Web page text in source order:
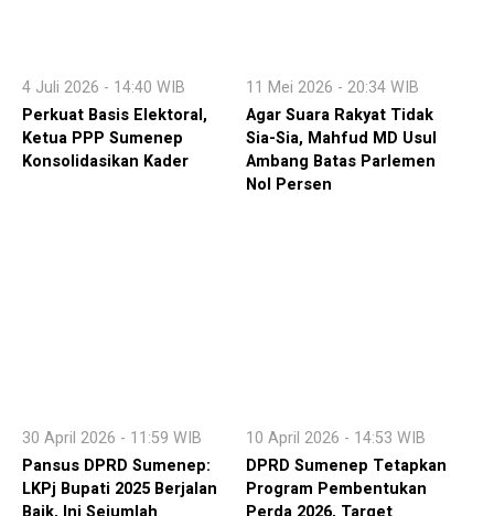
4 Juli 2026 - 14:40 WIB
Perkuat Basis Elektoral,
Ketua PPP Sumenep
Konsolidasikan Kader
11 Mei 2026 - 20:34 WIB
Agar Suara Rakyat Tidak
Sia-Sia, Mahfud MD Usul
Ambang Batas Parlemen
Nol Persen
30 April 2026 - 11:59 WIB
Pansus DPRD Sumenep:
LKPj Bupati 2025 Berjalan
10 April 2026 - 14:53 WIB
DPRD Sumenep Tetapkan
Program Pembentukan